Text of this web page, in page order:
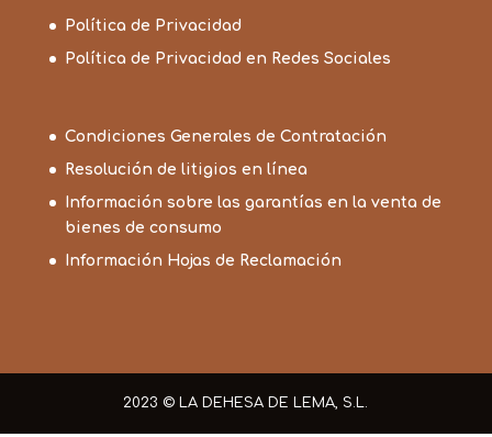
Política de Privacidad
Política de Privacidad en Redes Sociales
Condiciones Generales de Contratación
Resolución de litigios en línea
Información sobre las garantías en la venta de
bienes de consumo
Información Hojas de Reclamación
2023 © LA DEHESA DE LEMA, S.L.